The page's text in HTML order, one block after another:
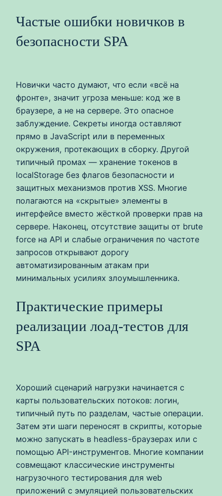
Частые ошибки новичков в
безопасности SPA
Новички часто думают, что если «всё на
фронте», значит угроза меньше: код же в
браузере, а не на сервере. Это опасное
заблуждение. Секреты иногда оставляют
прямо в JavaScript или в переменных
окружения, протекающих в сборку. Другой
типичный промах — хранение токенов в
localStorage без флагов безопасности и
защитных механизмов против XSS. Многие
полагаются на «скрытые» элементы в
интерфейсе вместо жёсткой проверки прав на
сервере. Наконец, отсутствие защиты от brute
force на API и слабые ограничения по частоте
запросов открывают дорогу
автоматизированным атакам при
минимальных усилиях злоумышленника.
Практические примеры
реализации лоад-тестов для
SPA
Хороший сценарий нагрузки начинается с
карты пользовательских потоков: логин,
типичный путь по разделам, частые операции.
Затем эти шаги переносят в скрипты, которые
можно запускать в headless-браузерах или с
помощью API-инструментов. Многие компании
совмещают классические инструменты
нагрузочного тестирования для web
приложений с эмуляцией пользовательских